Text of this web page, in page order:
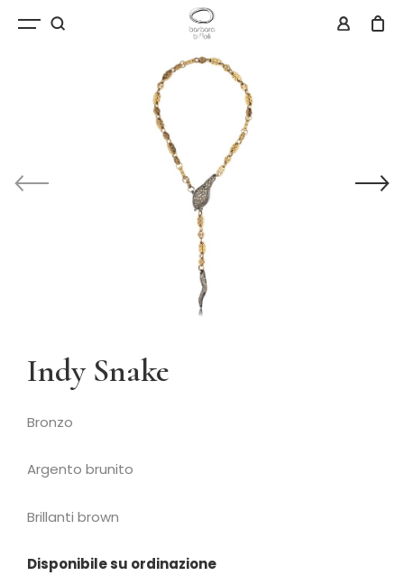
Indy Snake
Bronzo
Argento brunito
Brillanti brown
Disponibile su ordinazione